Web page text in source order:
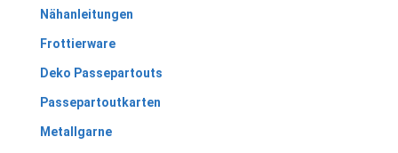
Nähanleitungen
Frottierware
Deko Passepartouts
Passepartoutkarten
Metallgarne